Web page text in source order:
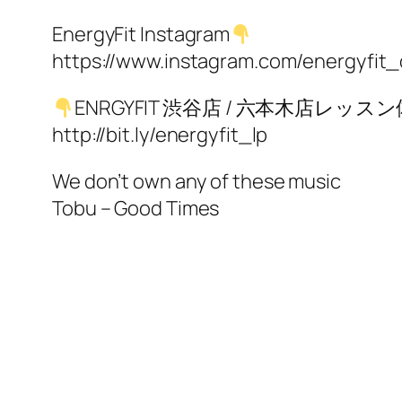
EnergyFit Instagram
https://www.instagram.com/
ENRGYFIT 渋谷店 / 六本木店レッス
http://bit.ly/energyfit_lp
We don’t own any of these music
Tobu – Good Times